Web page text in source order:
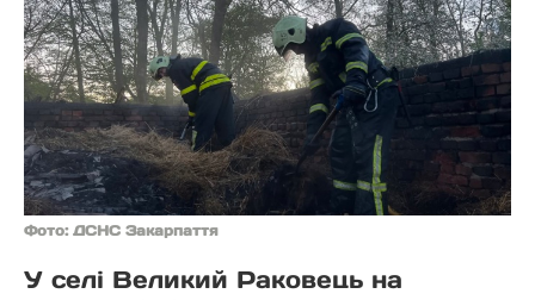
Фото: ДСНС Закарпаття
У селі Великий Раковець на